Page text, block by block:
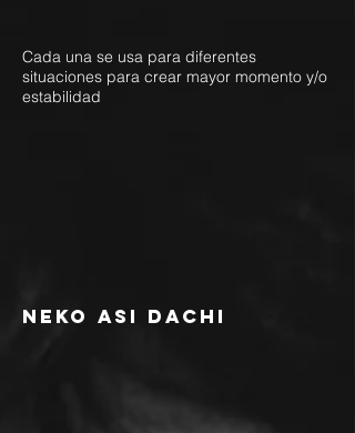
Cada una se usa para diferentes
situaciones para crear mayor momento y/o
estabilidad
neko asi dachi